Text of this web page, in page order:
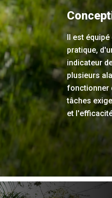
Il est
pratique,
indicateur
plusieurs
fonctionner
tâches
et